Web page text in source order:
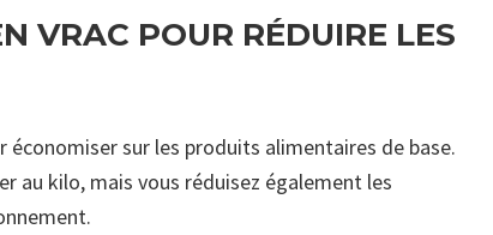
VRAC POUR RÉDUIRE LES
sur les produits alimentaires de base.
au kilo, mais vous réduisez également les